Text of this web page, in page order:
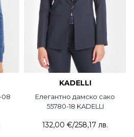
08
KADELLI
Елегантно дамско сако
55780-18 KADELLI
132,00 €/258,17 лв.